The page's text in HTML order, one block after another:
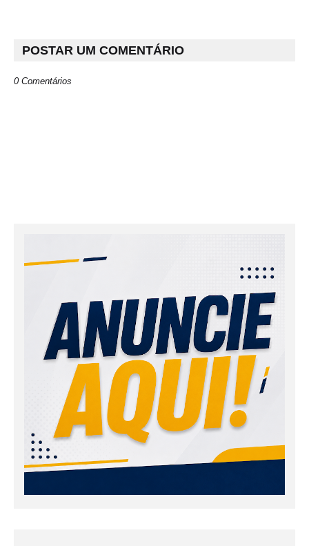
POSTAR UM COMENTÁRIO
0 Comentários